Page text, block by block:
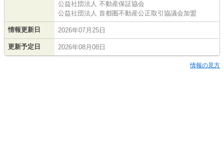
公益社団法人 不動産保証協会
公益社団法人 首都圏不動産公正取引協議会加盟
情報更新日 2026年07月25日
更新予定日 2026年08月08日
情報の見方